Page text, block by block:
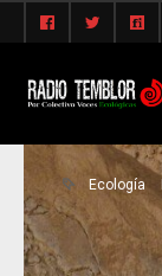
Ecología